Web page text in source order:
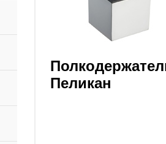
Полкодержатель